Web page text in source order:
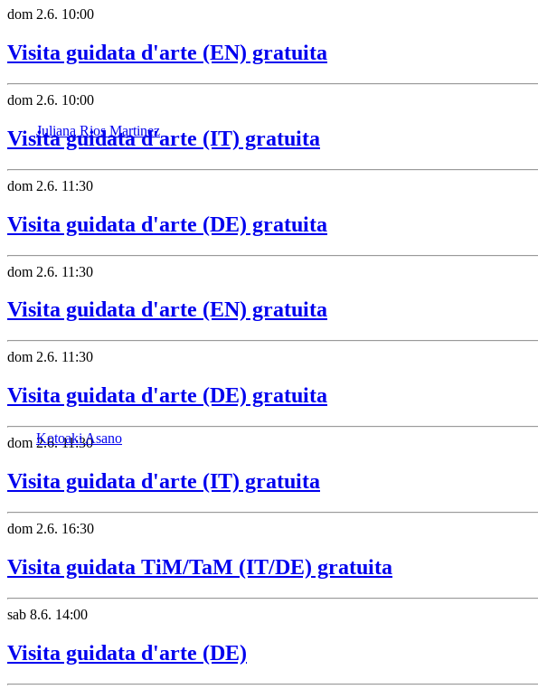
dom 2.6. 10:00
Visita guidata d'arte (EN) gratuita
dom 2.6. 10:00
Visita guidata d'arte (IT) gratuita
dom 2.6. 11:30
Visita guidata d'arte (DE) gratuita
dom 2.6. 11:30
Visita guidata d'arte (EN) gratuita
dom 2.6. 11:30
Visita guidata d'arte (DE) gratuita
dom 2.6. 11:30
Visita guidata d'arte (IT) gratuita
dom 2.6. 16:30
Visita guidata TiM/TaM (IT/DE) gratuita
sab 8.6. 14:00
Visita guidata d'arte (DE)
Juliana Rios Martinez
Kotoaki Asano